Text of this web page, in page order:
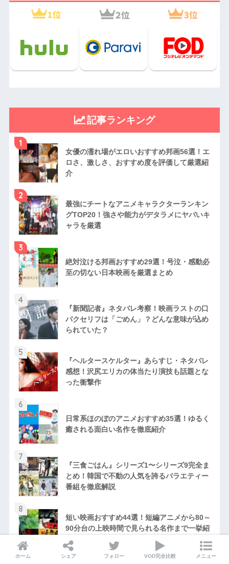
記事ランキング
1
女優の濡れ場がエロいおすすめ邦画56選！エ
ロさ、激しさ、おすすめ度を評価して厳選紹
介
2
最強にチートなアニメキャラクターランキン
グTOP20！強さや能力がデタラメにヤバいキ
ャラを厳選
3
絶対泣ける邦画おすすめ29選！号泣・感動必
至の切ない日本映画を厳選まとめ
4
『新聞記者』ネタバレ考察！映画ラストの口
パクセリフは「ごめん」？どんな意味が込め
られていた？
5
『ヘルタースケルター』あらすじ・ネタバレ
感想！沢尻エリカの体当たり演技も話題とな
った衝撃作
6
日常系ほのぼのアニメおすすめ35選！ゆるく
癒される面白い名作を徹底紹介
7
『三食ごはん』シリーズ1〜シリーズ9完全ま
とめ！韓国で不動の人気を誇るバラエティー
番組を徹底解説
8
短い映画おすすめ44選！短編アニメから80～
90分台の上映時間で見られる名作まで一挙紹
介！
9
ホーム シェア フォロー VOD完全比較 メニュー